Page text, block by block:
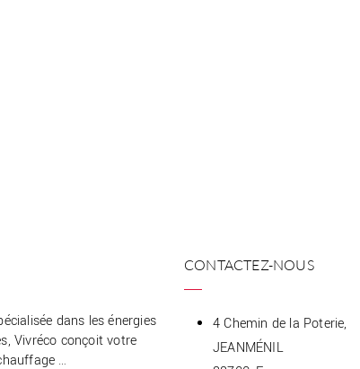
dans les énergies
Vivréco conçoit votre
…
CONTACTEZ-NOUS
4 Chemin de la Poterie,
JEANMÉNIL